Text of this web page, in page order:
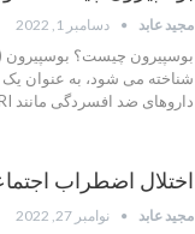
مجید عابد دسامبر 1, 2022
شناخته می شود، به عنوان یک
داروهای ضد افسردگی مانند SSRI ها، به بهبود افسردگی کمک می…
اختلال اضطراب
مجید عابد نوامبر 27, 2022